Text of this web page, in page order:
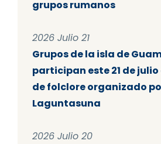
grupos rumanos
2026 Julio 21
Grupos de la isla de
participan este 21 de
de folclore organizado
Laguntasuna
2026 Julio 20